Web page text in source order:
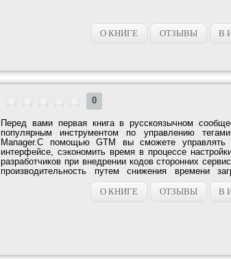
О КНИГЕ ОТЗЫВЫ В
0
Перед вами первая книга в русскоязычном
популярным инструментом по управлению
Manager.С помощью GTM вы сможете
интерфейсе, сэкономить время в процессе
разработчиков при внедрении кодов сторонних
производительность путем снижения времени
О КНИГЕ
ОТЗЫВЫ В